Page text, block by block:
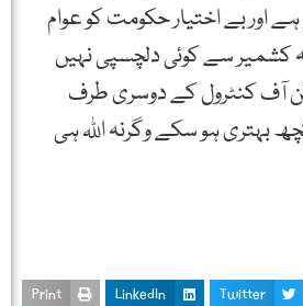
ہے اور بے اختیار حکومت کو عوام
کشمیر سے کوئی دلچسپی نہیں
آف کنٹرول کے دوسری طرف
بہتری ہو سکے وگرنہ اللہ ہی
Twitter
LinkedIn
Print